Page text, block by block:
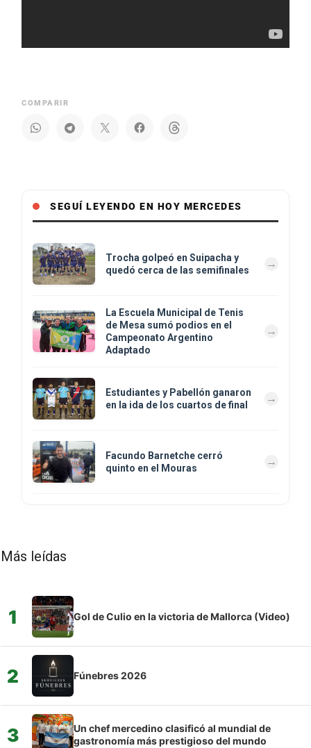
COMPARIR
SEGUÍ LEYENDO EN HOY MERCEDES
Trocha golpeó en Suipacha y
quedó cerca de las semifinales
La Escuela Municipal de Tenis
de Mesa sumó podios en el
Campeonato Argentino
Adaptado
Estudiantes y Pabellón ganaron
en la ida de los cuartos de final
Facundo Barnetche cerró
quinto en el Mouras
Más leídas
1 Gol de Culio en la victoria de Mallorca (Video)
2 Fúnebres 2026
3
Un chef mercedino clasificó al mundial de
gastronomía más prestigioso del mundo